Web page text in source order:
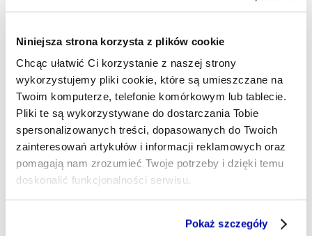
Niniejsza strona korzysta z plików cookie
Chcąc ułatwić Ci korzystanie z naszej strony
wykorzystujemy pliki cookie, które są umieszczane na
Twoim komputerze, telefonie komórkowym lub tablecie.
Pliki te są wykorzystywane do dostarczania Tobie
spersonalizowanych treści, dopasowanych do Twoich
zainteresowań artykułów i informacji reklamowych oraz
pomagają nam zrozumieć Twoje potrzeby i dzięki temu
doskonalić funkcjonalności serwisu.
Pokaż szczegóły
Dziennikarz
Dziennikarz z wykształcenia, ale także z pasji. W
XYZ będę śledził biężące wydarzenia i opisywał
najważniejsze z nich. Prywatnie oddany angielskiej
i polskiej piłce nożnej oraz literaturze w rodzimym
wydaniu, szczególnie w wykonaniu Janusza
Głowackiego.
alan.bartman@xyz.pl